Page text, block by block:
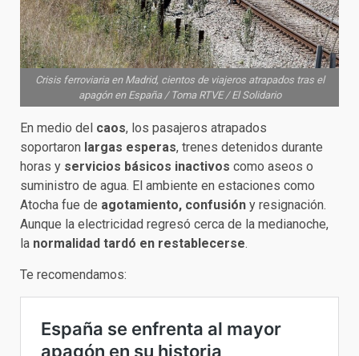
Crisis ferroviaria en Madrid, cientos de viajeros atrapados tras el
apagón en España / Toma RTVE / El Solidario
En medio del caos, los pasajeros atrapados
soportaron largas esperas, trenes detenidos durante
horas y servicios básicos inactivos como aseos o
suministro de agua. El ambiente en estaciones como
Atocha fue de agotamiento, confusión y resignación.
Aunque la electricidad regresó cerca de la medianoche,
la normalidad tardó en restablecerse.
Te recomendamos: